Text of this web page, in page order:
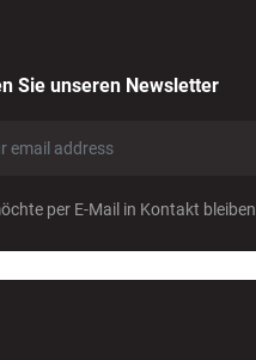
Sie unseren Newsletter
per E-Mail in Kontakt bleiben